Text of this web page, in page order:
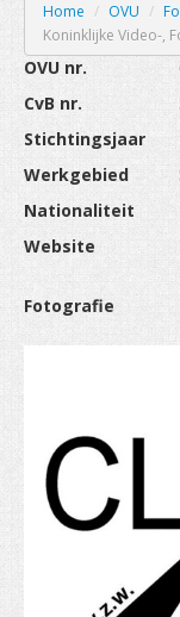
ACTIVITEITEN
WEDSTRIJDEN
DOCUMENTEN
Home / OVU /
Koninklijke Video-,
OVU nr.
CvB nr.
Stichtingsjaar
Werkgebied
Nationaliteit
Website
Fotografie